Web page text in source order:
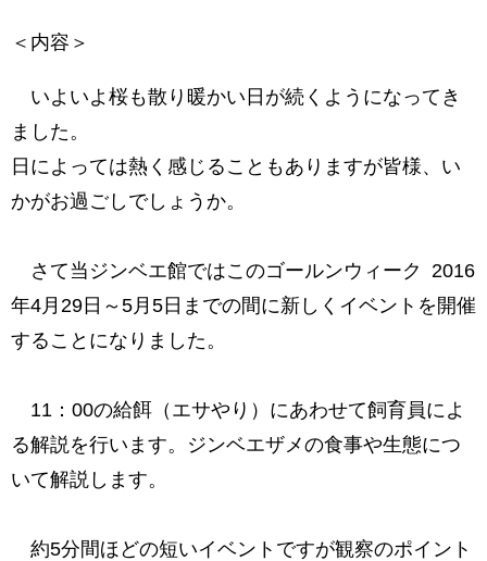
＜内容＞
いよいよ桜も散り暖かい日が続くようになってき
ました。
日によっては熱く感じることもありますが皆様、い
かがお過ごしでしょうか。
さて当ジンベエ館ではこのゴールンウィーク 2016
年4月29日～5月5日までの間に新しくイベントを開催
することになりました。
11：00の給餌（エサやり）にあわせて飼育員によ
る解説を行います。ジンベエザメの食事や生態につ
いて解説します。
約5分間ほどの短いイベントですが観察のポイント